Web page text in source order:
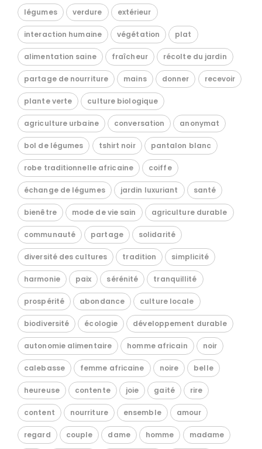
légumes verdure extérieur
interaction humaine végétation plat
alimentation saine fraîcheur récolte du jardin
partage de nourriture mains donner recevoir
plante verte culture biologique
agriculture urbaine conversation anonymat
bol de légumes tshirt noir pantalon blanc
robe traditionnelle africaine coiffe
échange de légumes jardin luxuriant santé
bienêtre mode de vie sain agriculture durable
communauté partage solidarité
diversité des cultures tradition simplicité
harmonie paix sérénité tranquillité
prospérité abondance culture locale
biodiversité écologie développement durable
autonomie alimentaire homme africain noir
calebasse femme africaine noire belle
heureuse contente joie gaité rire
content nourriture ensemble amour
regard couple dame homme madame